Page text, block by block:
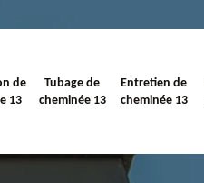
de
13
Tubage de
cheminée 13
Entretien de
cheminée 13